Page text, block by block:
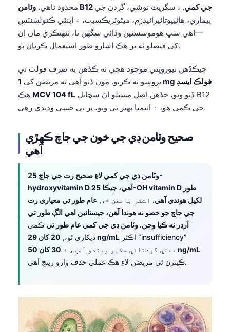
محدود ناهي.
وٽامن B12 جي کمي, ، سگريٽ نوشي، گردن جي
بيماري، هائيپوتائيرائيڊزم، ميٿوٽريڪسيت، ۽ اينٽي ڪنولسَنٽس
—اهي سڀ هوموسسٽين وڌائي سگهن ٿا، تنهنڪري مان ان
کي فيصلو نه پر هڪ اشارو طور استعمال ڪريان ٿو.
جيڪڏهن نيوروپٿي موجود هجي ته ڪڏهن به صرف فولٽ تي
ڀروسو نه ڪريو. مون ڏٺو آهي ته مريضن کي
1 mg فولڪ ايسڊ
MCV 104 fL
جي ڪمي هو، ۽ انيميا بهتر ٿي ويو، پر بي حسي وڌندي رهي.
صحيح وٽامن ڊي جي خون جي جاچ ڪهڙي
آهي
وٽامن ڊي جي کمي لاءِ صحيح رت جي جاچ 25-
hydroxyvitamin D آهي، جيڪا 25-OH vitamin D طور
لکيل هوندي آهي. اڪثر بالغن ۾،, عام طور تي معياري رت
جي جاچ جو حصو نه هوندا آهن، جيستائين اهي الڳ طور تي
آرڊر نه ڪيا وڃن. وٽامن ڊي جي کمي عام طور تي ڪمي
ڏيکاري ٿو،,20 کان 29 ng/mL
يعني گهٽتائي سڏيو ويندو آهي، ۽ 30 کان 50 ng/mL
ڪيترن ئي مريضن لاءِ هڪ عملي حدف وارو رينج آهي.